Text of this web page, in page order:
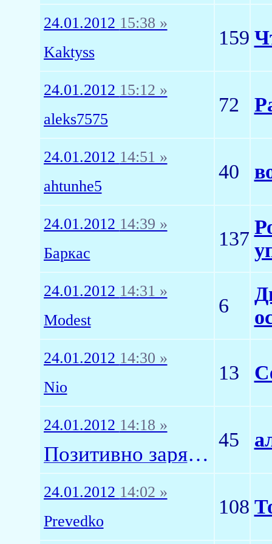
24.01.2012 15:38 »
Kaktyss
159
24.01.2012 15:12 »
aleks7575
72
24.01.2012 14:51 »
ahtunhe5
40
24.01.2012 14:39 »
Баркас
137
24.01.2012 14:31 »
Modest
6
24.01.2012 14:30 »
Nio
13
24.01.2012 14:18 »
Позитивно заряженное тело
45
24.01.2012 14:02 »
Prevedko
108